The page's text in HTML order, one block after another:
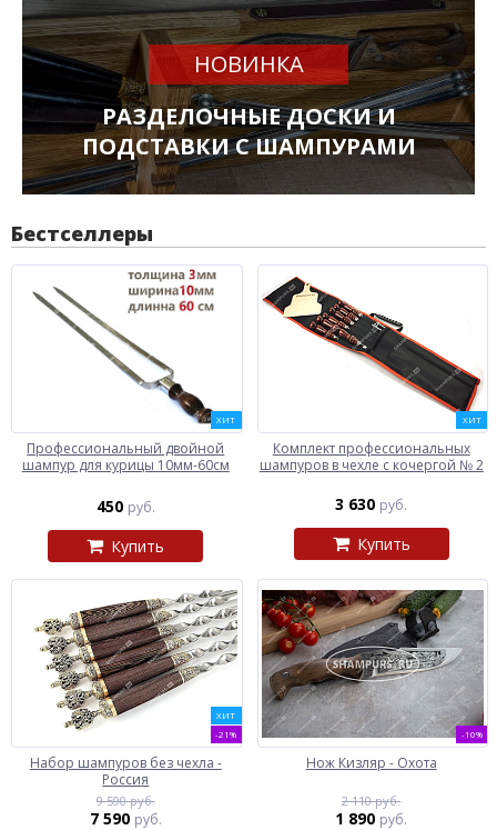
НОВИНКА
РАЗДЕЛОЧНЫЕ ДОСКИ И
ПОДСТАВКИ С ШАМПУРАМИ
Бестселлеры
ХИТ
Профессиональный двойной
шампур для курицы 10мм-60см
450 руб.
Купить
ХИТ
Комплект профессиональных
шампуров в чехле с кочергой № 2
3 630 руб.
Купить
ХИТ
-21%
Набор шампуров без чехла -
Россия
9 590 руб.
7 590 руб.
-10%
Нож Кизляр - Охота
2 110 руб.
1 890 руб.